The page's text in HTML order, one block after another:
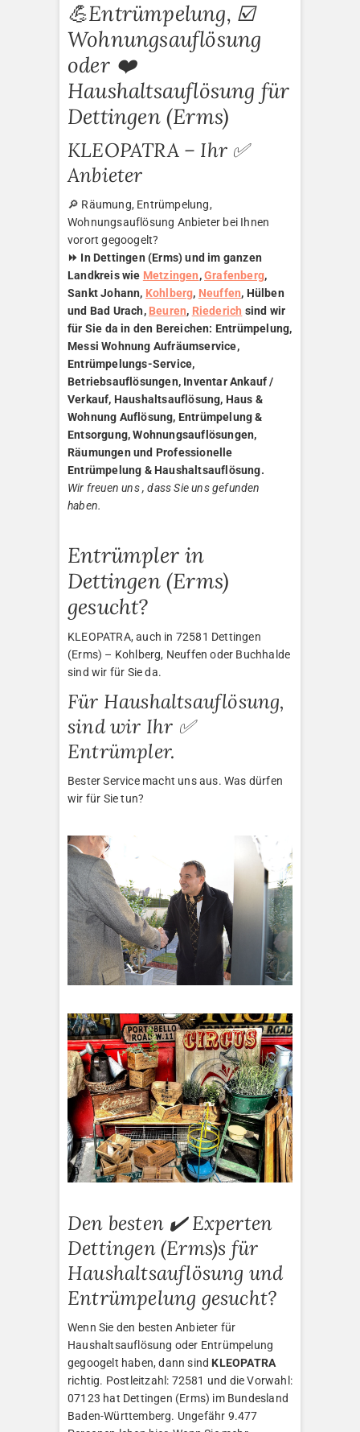
💪Entrümpelung, ☑️
Wohnungsauflösung
oder ❤️
Haushaltsauflösung für
Dettingen (Erms)
KLEOPATRA – Ihr ✅
Anbieter
🔎 Räumung, Entrümpelung,
Wohnungsauflösung Anbieter bei Ihnen
vorort gegoogelt?
⏩ In Dettingen (Erms) und im ganzen
Landkreis wie Metzingen,Grafenberg,
Sankt Johann, Kohlberg, Neuffen, Hülben
und Bad Urach, Beuren, Riederich sind wir
für Sie da in den Bereichen: Entrümpelung,
Messi Wohnung Aufräumservice,
Entrümpelungs-Service,
Betriebsauflösungen, Inventar Ankauf /
Verkauf, Haushaltsauflösung, Haus &
Wohnung Auflösung, Entrümpelung &
Entsorgung, Wohnungsauflösungen,
Räumungen und Professionelle
Entrümpelung & Haushaltsauflösung.
Wir freuen uns , dass Sie uns gefunden
haben.
Entrümpler in
Dettingen (Erms)
gesucht?
KLEOPATRA, auch in 72581 Dettingen
(Erms) – Kohlberg, Neuffen oder Buchhalde
sind wir für Sie da.
Für Haushaltsauflösung,
sind wir Ihr ✅
Entrümpler.
Bester Service macht uns aus. Was dürfen
wir für Sie tun?
Den besten ✔️ Experten
Dettingen (Erms)s für
Haushaltsauflösung und
Entrümpelung gesucht?
Wenn Sie den besten Anbieter für
Haushaltsauflösung oder Entrümpelung
gegoogelt haben, dann sind KLEOPATRA
richtig. Postleitzahl: 72581 und die Vorwahl:
07123 hat Dettingen (Erms) im Bundesland
Baden-Württemberg. Ungefähr 9.477